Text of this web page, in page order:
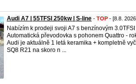
Audi A7 | 55TFSI 250kw | S-line - TOP - [8.8.
Nabízím k prodeji svoji A7 s benzínovým
Automatická převodovka s pohonem Quattro -
Audi je aktuálně 1 letá keramika + kompletně
SQ8 R21 na skoro n ...